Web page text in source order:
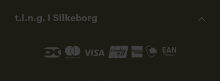
t.i.n.g. i Silkeborg